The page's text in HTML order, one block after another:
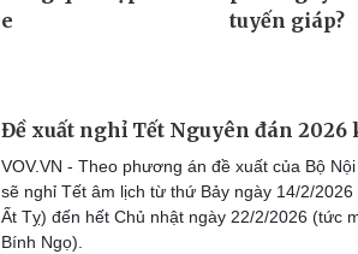
Đề xuất nghỉ Tết Nguyên đán 2026
VOV.VN - Theo phương án đề xuất của Bộ
sẽ nghỉ Tết âm lịch từ thứ Bảy ngày 14/2/
Ất Tỵ) đến hết Chủ nhật ngày 22/2/2026 (tức
Bính Ngọ).